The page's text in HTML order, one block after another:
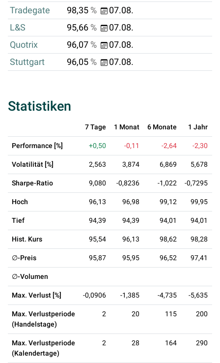
Tradegate
98,35 %
07.08.
L&S
95,66 %
07.08.
Quotrix
96,07 %
07.08.
Stuttgart
96,05 % 07.08.
Statistiken
7 Tage 1 Monat 6 Monate 1 Jahr
Performance [%] +0,50 -0,11 -2,64 -2,30
Volatilität [%] 2,563 3,874 6,869 5,678
Sharpe-Ratio 9,080 -0,8236 -1,022 -0,7295
Hoch 96,13 96,98 99,12 99,95
Tief 94,39 94,39 94,01 94,01
Hist. Kurs 95,54 96,13 98,62 98,28
∅-Preis 95,87 95,95 96,52 97,41
∅-Volumen
Max. Verlust [%] -0,0906 -1,385 -4,735 -5,635
Max. Verlustperiode
(Handelstage)
2 20 115 200
Max. Verlustperiode
(Kalendertage)
2 28 164 290